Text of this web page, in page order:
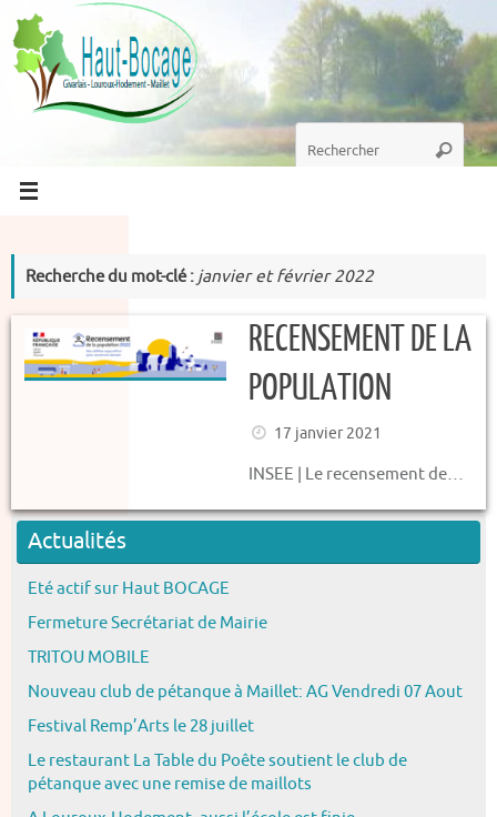
Passer
au
contenu
Recherche
pour
Recherche du mot-clé : janvier et février 2022
RECENSEMENT DE LA
POPULATION
17 janvier 2021
INSEE | Le recensement de…
Actualités
Eté actif sur Haut BOCAGE
Fermeture Secrétariat de Mairie
TRITOU MOBILE
Nouveau club de pétanque à Maillet: AG Vendredi 07 Aout
Festival Remp’Arts le 28 juillet
Le restaurant La Table du Poête soutient le club de
pétanque avec une remise de maillots